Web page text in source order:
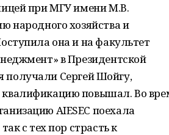
при МГУ имени М.В.
народного хозяйства и
она и на факультет
в Президентской
получали Сергей Шойгу,
повышал. Во
AIESEC поехала
с тех пор страсть к